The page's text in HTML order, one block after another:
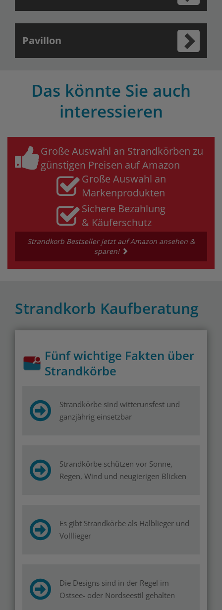
Pavillon
Das könnte Sie auch
interessieren
Große Auswahl an Strandkörben zu
günstigen Preisen auf Amazon
Große Auswahl an
Markenprodukten
Sichere Bezahlung
& Käuferschutz
Strandkorb Bestseller jetzt auf Amazon ansehen &
sparen!
Strandkorb Kaufberatung
Fünf wichtige Fakten über
Strandkörbe
Strandkörbe sind witterunsfest und
ganzjährig einsetzbar
Strandkörbe schützen vor Sonne,
Regen, Wind und neugierigen Blicken
Es gibt Strandkörbe als Halblieger und
Volllieger
Die Designs sind in der Regel im
Ostsee- oder Nordseestil gehalten